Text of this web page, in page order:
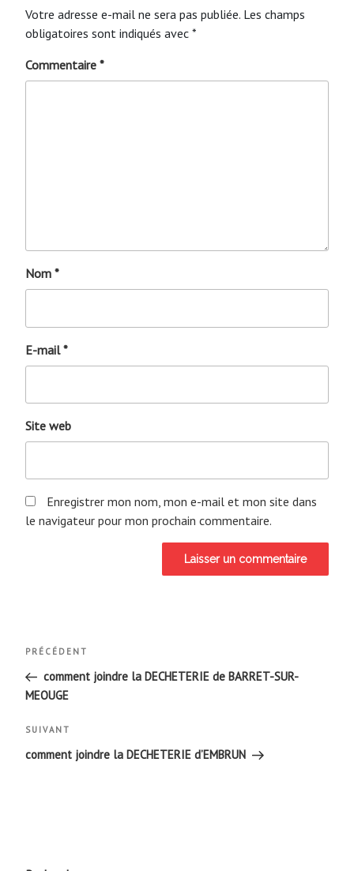
Votre adresse e-mail ne sera pas publiée. Les champs
obligatoires sont indiqués avec *
Commentaire *
Nom *
E-mail*
Site web
Enregistrer mon nom, mon e-mail et mon site dans
le navigateur pour mon prochain commentaire.
Navigation
de
l’article
Article
précédent
PRÉCÉDENT
comment joindre la DECHETERIE de BARRET-SUR-
MEOUGE
Article
suivant
SUIVANT
comment joindre la DECHETERIE d’EMBRUN